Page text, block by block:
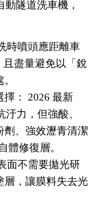
隧道洗車機，
時噴頭應距離車
且盡量避免以「銳
：
2026 最新
力，但強酸、
劑、強效瀝青清潔
體修復層。
面不需要拋光研
層，讓膜料失去光